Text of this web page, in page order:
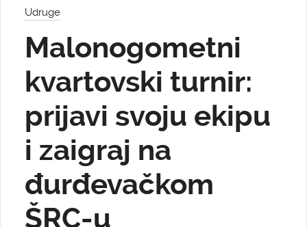
Udruge
Malonogometni
kvartovski turnir:
prijavi svoju ekipu
i zaigraj na
đurđevačkom
ŠRC-u